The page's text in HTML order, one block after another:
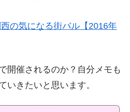
の気になる街バル【2016年
開催されるのか？自分メモも
いきたいと思います。